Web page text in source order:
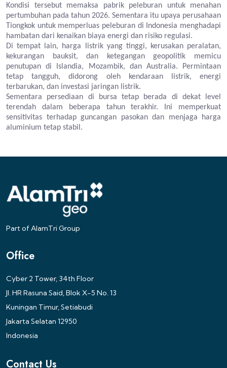
Kondisi tersebut memaksa pabrik peleburan untuk menahan
pertumbuhan pada tahun 2026. Sementara itu upaya perusahaan
Tiongkok untuk memperluas peleburan di Indonesia menghadapi
hambatan dari kenaikan biaya energi dan risiko regulasi.
Di tempat lain, harga listrik yang tinggi, kerusakan peralatan,
kekurangan bauksit, dan ketegangan geopolitik memicu
penutupan di Islandia, Mozambik, dan Australia. Permintaan
tetap tangguh, didorong oleh kendaraan listrik, energi
terbarukan, dan investasi jaringan listrik.
Sementara persediaan di bursa tetap berada di dekat level
terendah dalam beberapa tahun terakhir. Ini memperkuat
sensitivitas terhadap guncangan pasokan dan menjaga harga
aluminium tetap stabil.
Part of AlamTri Group
Office
Cyber 2 Tower, 34th Floor
Jl. HR Rasuna Said, Blok X-5 No. 13
Kuningan Timur, Setiabudi
Jakarta Selatan 12950
Indonesia
Contact Us